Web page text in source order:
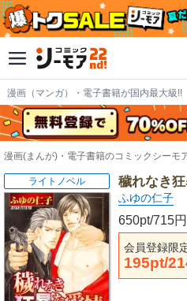
漫画（マンガ）・電子書籍が国内最大級!!
漫画(まんが)・電子書籍のコミックシーモ
穢れなき
ふゆの仁子
650pt/715
会員登録限
195pt/
ライトノベル